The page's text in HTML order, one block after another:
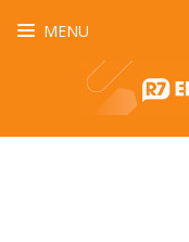
MENU